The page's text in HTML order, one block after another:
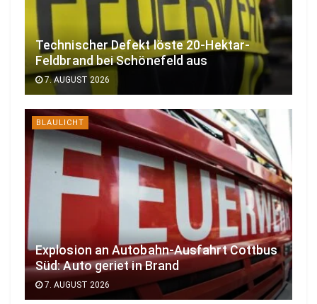
Technischer Defekt löste 20-Hektar-
Feldbrand bei Schönefeld aus
7. AUGUST 2026
BLAULICHT
Explosion an Autobahn-Ausfahrt Cottbus
Süd: Auto geriet in Brand
7. AUGUST 2026